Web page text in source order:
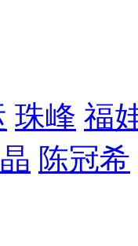
珠峰 福
陈冠希